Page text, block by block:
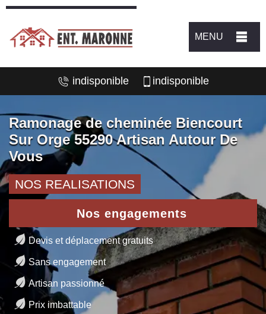
MENU
indisponible indisponible
Ramonage de cheminée Biencourt
Sur Orge 55290 Artisan Autour De
Vous
NOS REALISATIONS
Nos engagements
Devis et déplacement gratuits
Sans engagement
Artisan passionné
Prix imbattable